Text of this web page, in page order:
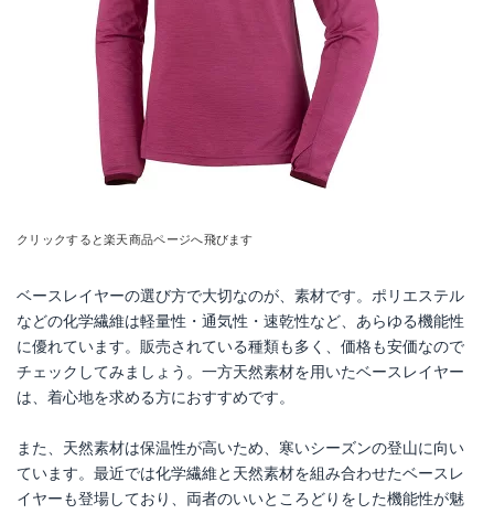
クリックすると楽天商品ページへ飛びます
ベースレイヤーの選び方で大切なのが、素材です。ポリエステル
などの化学繊維は軽量性・通気性・速乾性など、あらゆる機能性
に優れています。販売されている種類も多く、価格も安価なので
チェックしてみましょう。一方天然素材を用いたベースレイヤー
は、着心地を求める方におすすめです。
また、天然素材は保温性が高いため、寒いシーズンの登山に向い
ています。最近では化学繊維と天然素材を組み合わせたベースレ
イヤーも登場しており、両者のいいところどりをした機能性が魅